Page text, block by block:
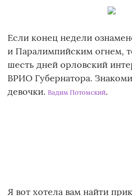
Если конец недели
и Паралимпийским огнем,
шесть дней орловский
ВРИО Губернатора.
девочки. Вадим Потомский.
Я вот хотела вам найти